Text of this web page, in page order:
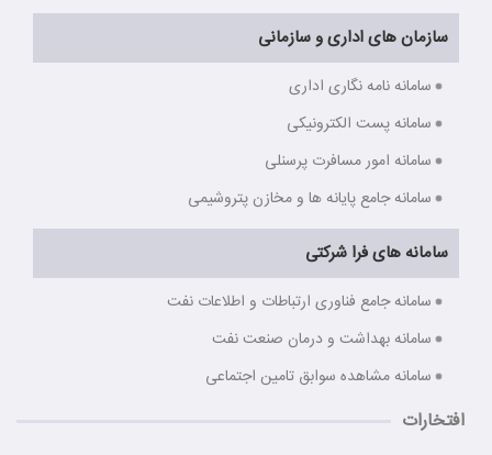
سازمان های اداری و سازمانی
سامانه نامه نگاری اداری
سامانه پست الکترونیکی
سامانه امور مسافرت پرسنلی
سامانه جامع پایانه ها و مخازن پتروشیمی
سامانه های فرا شرکتی
سامانه جامع فناوری ارتباطات و اطلاعات نفت
سامانه بهداشت و درمان صنعت نفت
سامانه مشاهده سوابق تامین اجتماعی
افتخارات